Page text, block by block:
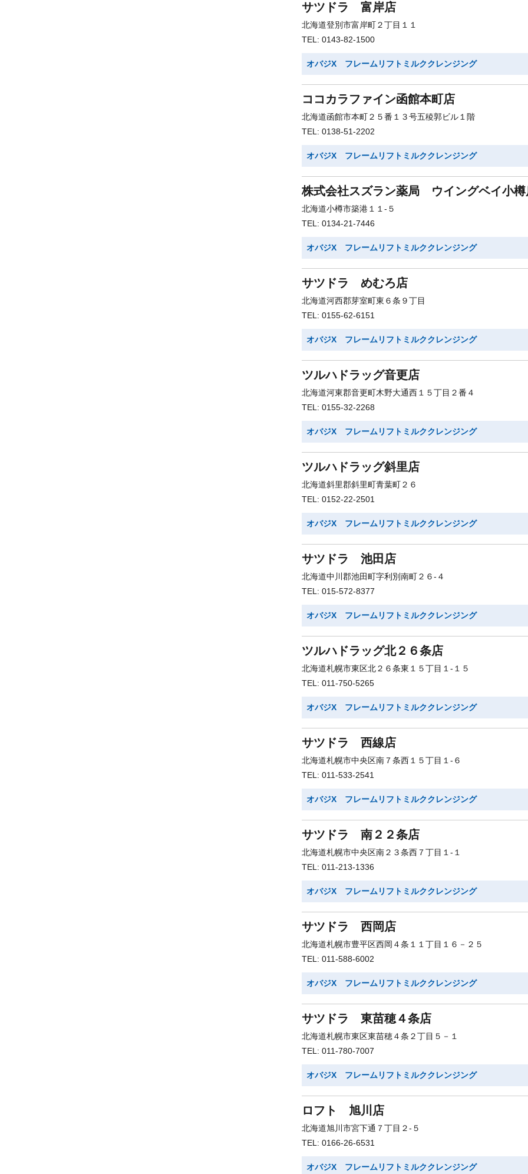
サツドラ 富岸店
北海道登別市富岸町２丁目１１
TEL: 0143-82-1500
オバジX フレームリフトミルククレンジング
ココカラファイン函館本町店
北海道函館市本町２５番１３号五稜郭ビル１階
TEL: 0138-51-2202
オバジX フレームリフトミルククレンジング
株式会社スズラン薬局 ウイングベイ小樽
北海道小樽市築港１１-５
TEL: 0134-21-7446
オバジX フレームリフトミルククレンジング
サツドラ めむろ店
北海道河西郡芽室町東６条９丁目
TEL: 0155-62-6151
オバジX フレームリフトミルククレンジング
ツルハドラッグ音更店
北海道河東郡音更町木野大通西１５丁目２番４
TEL: 0155-32-2268
オバジX フレームリフトミルククレンジング
ツルハドラッグ斜里店
北海道斜里郡斜里町青葉町２６
TEL: 0152-22-2501
オバジX フレームリフトミルククレンジング
サツドラ 池田店
北海道中川郡池田町字利別南町２６-４
TEL: 015-572-8377
オバジX フレームリフトミルククレンジング
ツルハドラッグ北２６条店
北海道札幌市東区北２６条東１５丁目１-１５
TEL: 011-750-5265
オバジX フレームリフトミルククレンジング
サツドラ 西線店
北海道札幌市中央区南７条西１５丁目１-６
TEL: 011-533-2541
オバジX フレームリフトミルククレンジング
サツドラ 南２２条店
北海道札幌市中央区南２３条西７丁目１-１
TEL: 011-213-1336
オバジX フレームリフトミルククレンジング
サツドラ 西岡店
北海道札幌市豊平区西岡４条１１丁目１６－２５
TEL: 011-588-6002
オバジX フレームリフトミルククレンジング
サツドラ 東苗穂４条店
北海道札幌市東区東苗穂４条２丁目５－１
TEL: 011-780-7007
オバジX フレームリフトミルククレンジング
ロフト 旭川店
北海道旭川市宮下通７丁目２-５
TEL: 0166-26-6531
オバジX フレームリフトミルククレンジング